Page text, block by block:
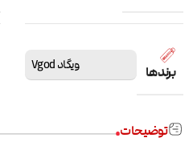
برندها ویگاد Vgod
توضیحات